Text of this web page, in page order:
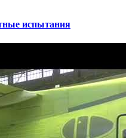
испытания